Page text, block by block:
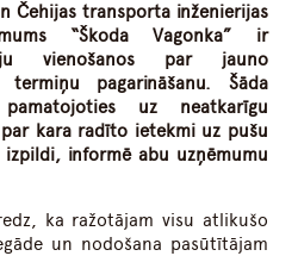
Čehijas transporta inženierijas
“Škoda Vagonka” ir
vienošanos par jauno
termiņu pagarināšanu. Šāda
uz neatkarīgu
kara radīto ietekmi uz pušu
informē abu uzņēmumu
ka ražotājam visu atlikušo
un nodošana pasūtītājam